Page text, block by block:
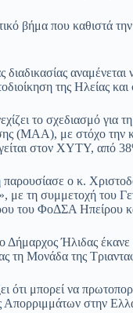
βήμα που καθιστά
της Ηλείας και
το σχεδιασμό για
(ΜΑΑ), με στόχο την
στον ΧΥΤΥ, από
παρουσίασε ο κ.
με τη συμμετοχή του
του ΦοΔΣΑ Ηπείρου
Δήμαρχος Ήλιδας
τη Μονάδα της
ότι μπορεί να
Απορριμμάτων στην